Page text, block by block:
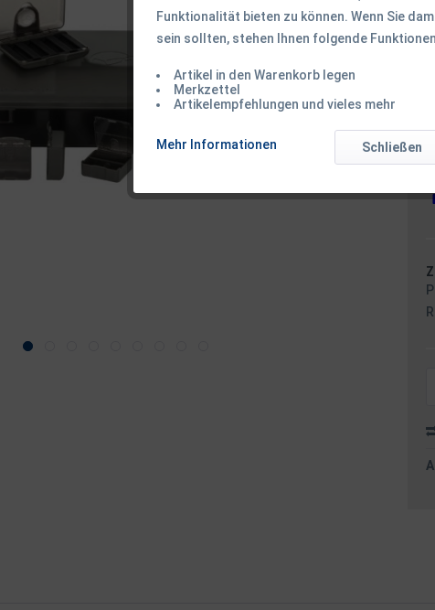
Funktionalität bieten zu können. Wenn Sie
sein sollten, stehen Ihnen folgende
Artikel in den Warenkorb legen
Merkzettel
Artikelempfehlungen und vieles mehr
Mehr Informationen Schließen